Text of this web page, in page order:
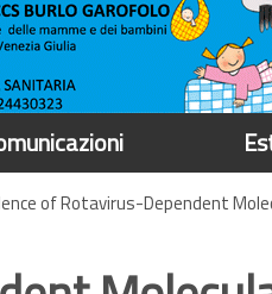
of Rotavirus-Dependent